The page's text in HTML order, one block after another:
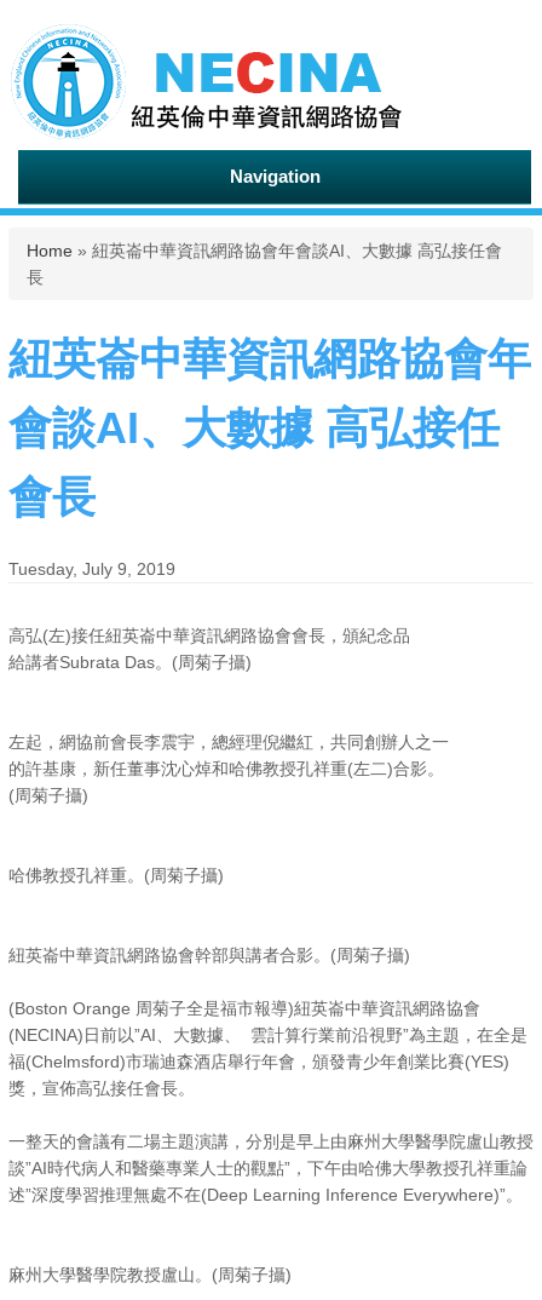
Navigation
You are here
Home » 紐英崙中華資訊網路協會年會談AI、大數據 高弘接任會
長
紐英崙中華資訊網路協會年
會談AI、大數據 高弘接任
會長
Tuesday, July 9, 2019
高弘(左)接任紐英崙中華資訊網路協會會長，頒紀念品
給講者Subrata Das。(周菊子攝)
左起，網協前會長李震宇，總經理倪繼紅，共同創辦人之一
的許基康，新任董事沈心焯和哈佛教授孔祥重(左二)合影。
(周菊子攝)
哈佛教授孔祥重。(周菊子攝)
紐英崙中華資訊網路協會幹部與講者合影。(周菊子攝)
(Boston Orange 周菊子全是福市報導)紐英崙中華資訊網路協會
(NECINA)日前以”AI、大數據、 雲計算行業前沿視野”為主題，在全是
福(Chelmsford)市瑞迪森酒店舉行年會，頒發青少年創業比賽(YES)
獎，宣佈高弘接任會長。
一整天的會議有二場主題演講，分別是早上由麻州大學醫學院盧山教授
談”AI時代病人和醫藥專業人士的觀點”，下午由哈佛大學教授孔祥重論
述”深度學習推理無處不在(Deep Learning Inference Everywhere)”。
麻州大學醫學院教授盧山。(周菊子攝)